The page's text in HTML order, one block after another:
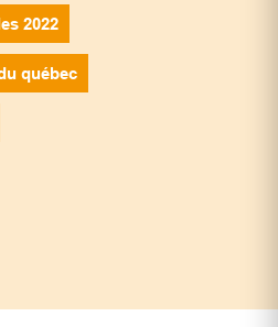
2022
québec